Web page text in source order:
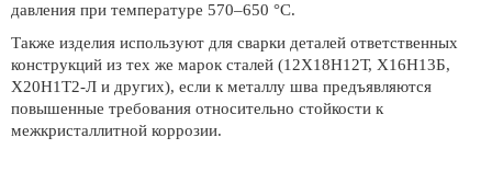
давления при температуре 570–650 °С.
Также изделия используют для сварки деталей ответственных
конструкций из тех же марок сталей (12Х18Н12Т, Х16Н13Б,
Х20Н1Т2-Л и других), если к металлу шва предъявляются
повышенные требования относительно стойкости к
межкристаллитной коррозии.